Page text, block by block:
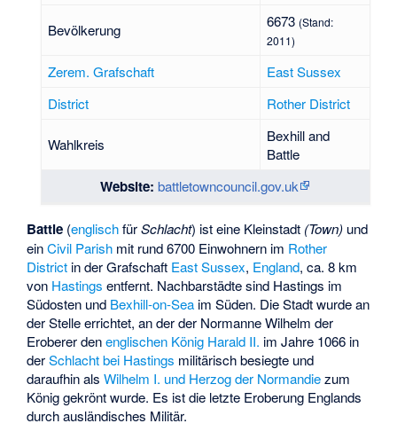
Bevölkerung 6673 (Stand:
2011)
Zerem. Grafschaft
East Sussex
District
Rother District
Wahlkreis
Bexhill and
Battle
Website: battletowncouncil.gov.uk
Battle (englischfürSchlacht) ist eine Kleinstadt (Town) und
einCivil Parish mit rund 6700 Einwohnern im Rother
District in der Grafschaft East Sussex, England, ca. 8 km
von Hastings entfernt. Nachbarstädte sind Hastings im
Südosten und Bexhill-on-Sea im Süden. Die Stadt wurde an
der Stelle errichtet, an der der Normanne Wilhelm der
Eroberer denenglischen König Harald II. im Jahre 1066 in
derSchlacht bei Hastings militärisch besiegte und
daraufhin alsWilhelm I. und Herzog der Normandiezum
König gekrönt wurde. Es ist die letzte Eroberung Englands
durch ausländisches Militär.